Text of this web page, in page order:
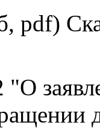
pdf)